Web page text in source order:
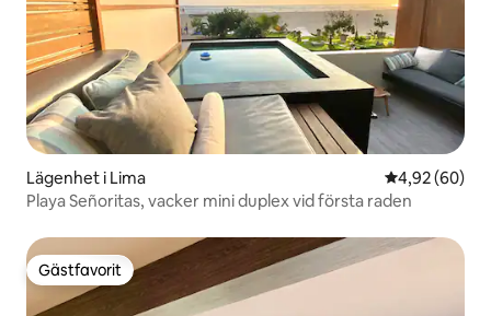
Lägenhet i Lima 4,92 av 5 i
4,92 (60)
Playa Señoritas, vacker mini duplex vid första raden
Gästfavorit
Gästfavorit